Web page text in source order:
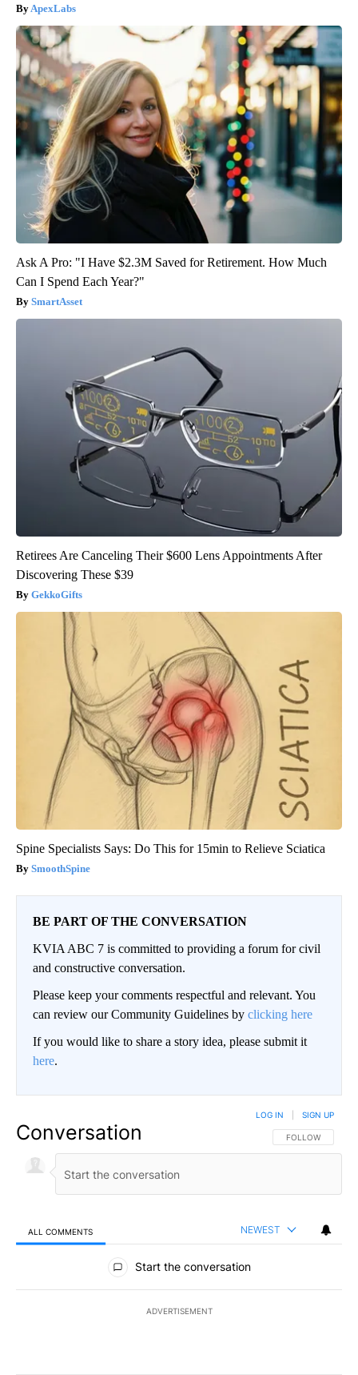
ApexLabs
Ask A Pro: "I Have $2.3M Saved for Retirement. How Much
Can I Spend Each Year?"
SmartAsset
Retirees Are Canceling Their $600 Lens Appointments After
Discovering These $39
GekkoGifts
Spine Specialists Says: Do This for 15min to Relieve Sciatica
SmoothSpine
BE PART OF THE CONVERSATION
KVIA ABC 7 is committed to providing a forum for civil
and constructive conversation.
Please keep your comments respectful and relevant. You
can review our Community Guidelines by clicking here
If you would like to share a story idea, please submit it
here.
Conversation FOLLOW THIS
FOLLOW
LOG IN SIGN UP
ALL COMMENTS NEWEST
All Comments
Start the conversation
ADVERTISEMENT